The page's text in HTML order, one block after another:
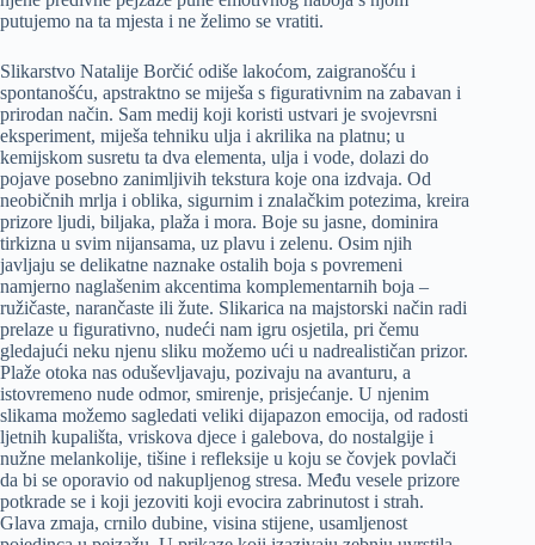
putujemo na ta mjesta i ne želimo se vratiti.
Slikarstvo Natalije Borčić odiše lakoćom, zaigranošću i
spontanošću, apstraktno se miješa s figurativnim na zabavan i
prirodan način. Sam medij koji koristi ustvari je svojevrsni
eksperiment, miješa tehniku ulja i akrilika na platnu; u
kemijskom susretu ta dva elementa, ulja i vode, dolazi do
pojave posebno zanimljivih tekstura koje ona izdvaja. Od
neobičnih mrlja i oblika, sigurnim i znalačkim potezima, kreira
prizore ljudi, biljaka, plaža i mora. Boje su jasne, dominira
tirkizna u svim nijansama, uz plavu i zelenu. Osim njih
javljaju se delikatne naznake ostalih boja s povremeni
namjerno naglašenim akcentima komplementarnih boja –
ružičaste, narančaste ili žute. Slikarica na majstorski način radi
prelaze u figurativno, nudeći nam igru osjetila, pri čemu
gledajući neku njenu sliku možemo ući u nadrealističan prizor.
Plaže otoka nas oduševljavaju, pozivaju na avanturu, a
istovremeno nude odmor, smirenje, prisjećanje. U njenim
slikama možemo sagledati veliki dijapazon emocija, od radosti
ljetnih kupališta, vriskova djece i galebova, do nostalgije i
nužne melankolije, tišine i refleksije u koju se čovjek povlači
da bi se oporavio od nakupljenog stresa. Među vesele prizore
potkrade se i koji jezoviti koji evocira zabrinutost i strah.
Glava zmaja, crnilo dubine, visina stijene, usamljenost